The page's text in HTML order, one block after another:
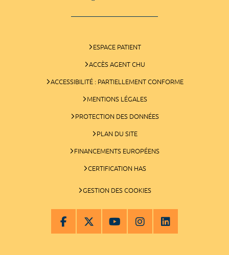
ESPACE PATIENT
ACCÈS AGENT CHU
ACCESSIBILITÉ : PARTIELLEMENT CONFORME
MENTIONS LÉGALES
PROTECTION DES DONNÉES
PLAN DU SITE
FINANCEMENTS EUROPÉENS
CERTIFICATION HAS
GESTION DES COOKIES